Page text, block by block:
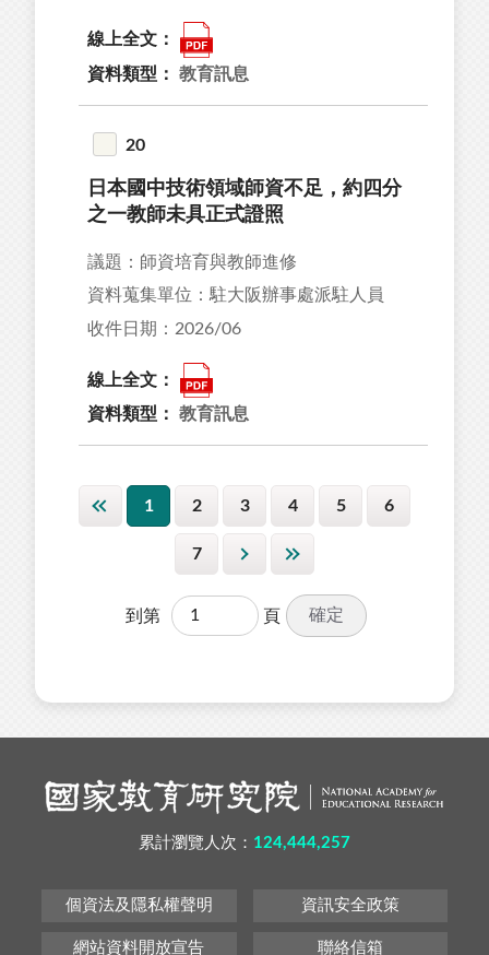
線上全文：
資料類型： 教育訊息
20
日本國中技術領域師資不足，約四分
之一教師未具正式證照
議題：師資培育與教師進修
資料蒐集單位：駐大阪辦事處派駐人員
收件日期：2026/06
線上全文：
資料類型： 教育訊息
1 2 3 4 5 6
7
到第 頁 確定
累計瀏覽人次： 124,444,257
個資法及隱私權聲明 資訊安全政策
網站資料開放宣告 聯絡信箱